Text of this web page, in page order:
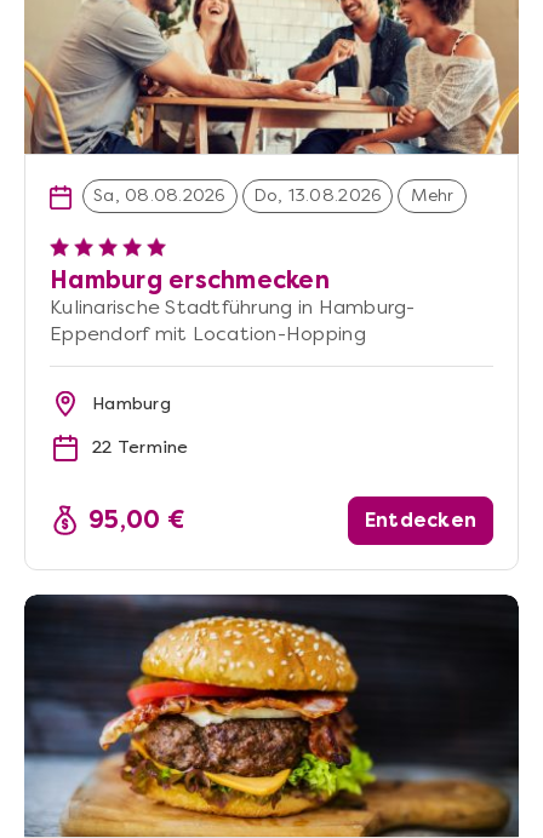
Sa, 08.08.2026 Do, 13.08.2026 Mehr
Hamburg erschmecken
Kulinarische Stadtführung in Hamburg-
Eppendorf mit Location-Hopping
Hamburg
22 Termine
95,00 € Entdecken